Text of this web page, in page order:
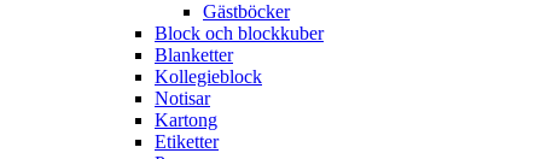
Gästböcker
Block och blockkuber
Blanketter
Kollegieblock
Notisar
Kartong
Etiketter